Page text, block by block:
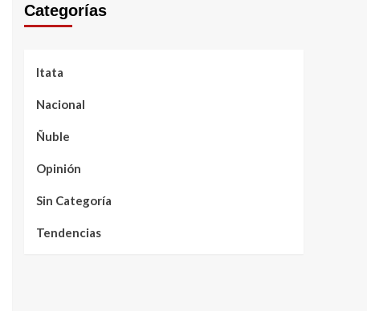
Categorías
Itata
Nacional
Ñuble
Opinión
Sin Categoría
Tendencias